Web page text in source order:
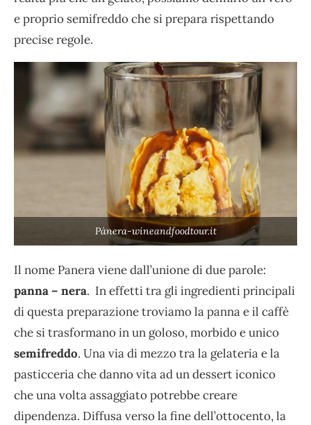
e proprio semifreddo che si prepara rispettando
precise regole.
Pànera-wineandfoodtour.it
Il nome Panera viene dall’unione di due parole:
panna – nera. In effetti tra gli ingredienti principali
di questa preparazione troviamo la panna e il caffè
che si trasformano in un goloso, morbido e unico
semifreddo. Una via di mezzo tra la gelateria e la
pasticceria che danno vita ad un dessert iconico
che una volta assaggiato potrebbe creare
dipendenza. Diffusa verso la fine dell’ottocento, la